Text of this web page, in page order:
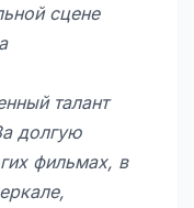
сцене
талант
долгую
фильмах, в